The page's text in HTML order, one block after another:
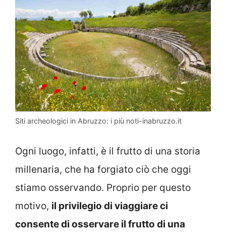
Siti archeologici in Abruzzo: i più noti-inabruzzo.it
Ogni luogo, infatti, è il frutto di una storia
millenaria, che ha forgiato ciò che oggi
stiamo osservando. Proprio per questo
motivo, il privilegio di viaggiare ci
consente di osservare il frutto di una